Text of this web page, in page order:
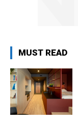
MUST READ